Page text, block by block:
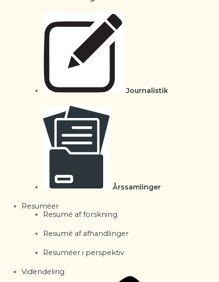
Journalistik
Årssamlinger
Resuméer
Resumé af forskning
Resumé af afhandlinger
Resuméer i perspektiv
Videndeling